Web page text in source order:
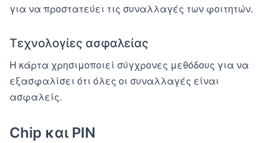
για να προστατεύει τις συναλλαγές των φοιτητών.
Τεχνολογίες ασφαλείας
Η κάρτα χρησιμοποιεί σύγχρονες μεθόδους για να
εξασφαλίσει ότι όλες οι συναλλαγές είναι
ασφαλείς.
Chip και PIN